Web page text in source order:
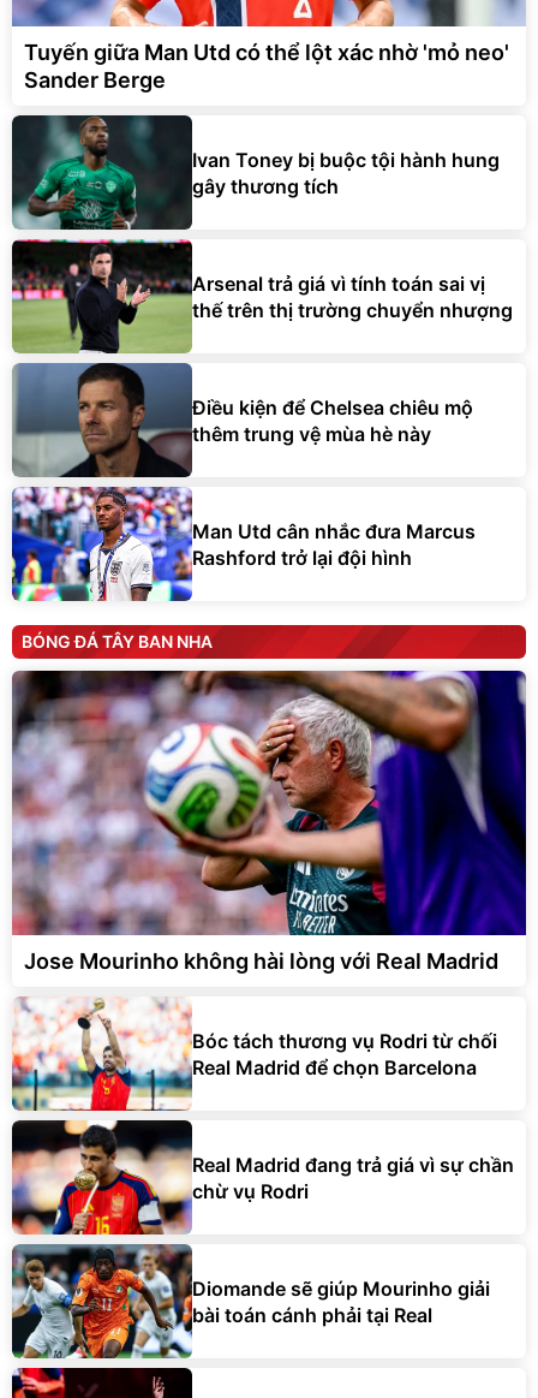
Tuyến giữa Man Utd có thể lột xác nhờ 'mỏ neo'
Sander Berge
Ivan Toney bị buộc tội hành hung
gây thương tích
Arsenal trả giá vì tính toán sai vị
thế trên thị trường chuyển nhượng
Điều kiện để Chelsea chiêu mộ
thêm trung vệ mùa hè này
Man Utd cân nhắc đưa Marcus
Rashford trở lại đội hình
BÓNG ĐÁ TÂY BAN NHA
Jose Mourinho không hài lòng với Real Madrid
Bóc tách thương vụ Rodri từ chối
Real Madrid để chọn Barcelona
Real Madrid đang trả giá vì sự chần
chừ vụ Rodri
Diomande sẽ giúp Mourinho giải
bài toán cánh phải tại Real